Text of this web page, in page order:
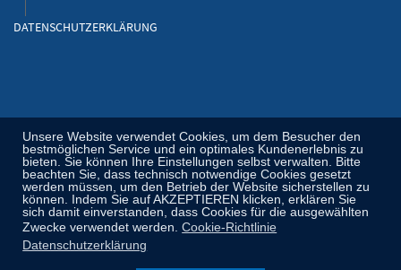
Unsere Website verwendet Cookies, um dem Besucher den
bestmöglichen Service und ein optimales Kundenerlebnis zu
bieten. Sie können Ihre Einstellungen selbst verwalten. Bitte
beachten Sie, dass technisch notwendige Cookies gesetzt
werden müssen, um den Betrieb der Website sicherstellen zu
können. Indem Sie auf AKZEPTIEREN klicken, erklären Sie
sich damit einverstanden, dass Cookies für die ausgewählten
Zwecke verwendet werden. Cookie-Richtlinie
Datenschutzerklärung
DATENSCHUTZERKLÄRUNG